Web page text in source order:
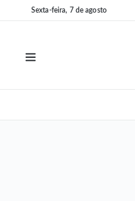
para
para
Sexta-feira, 7 de agosto